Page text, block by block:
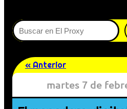
Buscar
« Anterior
martes 7 de